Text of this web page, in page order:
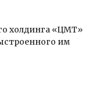
холдинга «ЦМТ»
им